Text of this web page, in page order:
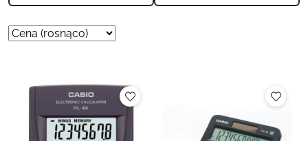
Zastosowano
(rosnąco).
Sortuj